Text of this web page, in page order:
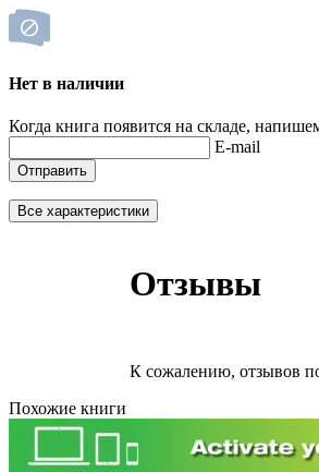
Нет в наличии
Когда книга появится на складе,
E-mail
Отправить
Все характеристики
Отзывы
К сожалению, отзывов
Похожие книги